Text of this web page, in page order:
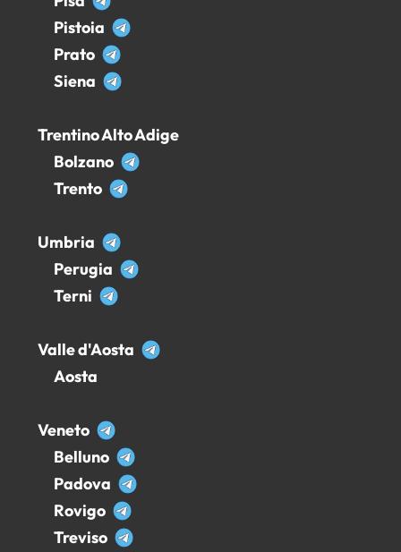
Pistoia
Prato
Siena
Trentino Alto Adige
Bolzano
Trento
Umbria
Perugia
Terni
Valle d'Aosta
Aosta
Veneto
Belluno
Padova
Rovigo
Treviso